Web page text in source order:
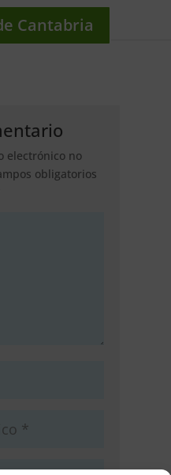
Cantabria
electrónico no
obligatorios